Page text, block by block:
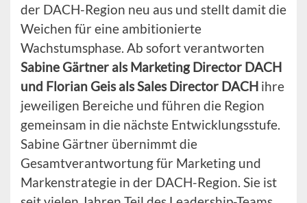
der DACH-Region neu aus und stellt damit die
Weichen für eine ambitionierte
Wachstumsphase. Ab sofort verantworten
Sabine Gärtner als Marketing Director DACH
und Florian Geis als Sales Director DACH ihre
jeweiligen Bereiche und führen die Region
gemeinsam in die nächste Entwicklungsstufe.
Sabine Gärtner übernimmt die
Gesamtverantwortung für Marketing und
Markenstrategie in der DACH-Region. Sie ist